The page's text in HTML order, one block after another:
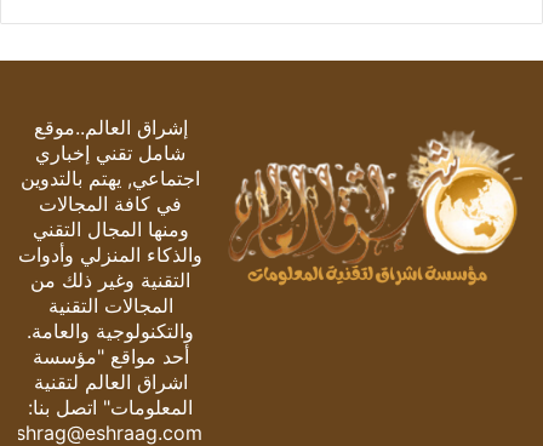
إشراق العالم..موقع
شامل تقني إخباري
اجتماعي, يهتم بالتدوين
في كافة المجالات
ومنها المجال التقني
والذكاء المنزلي وأدوات
التقنية وغير ذلك من
المجالات التقنية
والتكنولوجية والعامة.
أحد مواقع "مؤسسة
اشراق العالم لتقنية
المعلومات" اتصل بنا:
eshrag@eshraag.com